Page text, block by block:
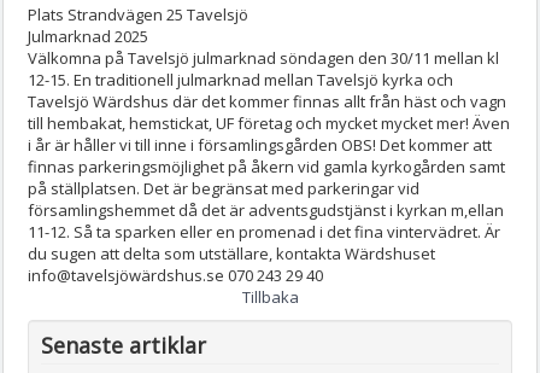
Plats Strandvägen 25 Tavelsjö
Julmarknad 2025
Välkomna på Tavelsjö julmarknad söndagen den 30/11 mellan kl
12-15. En traditionell julmarknad mellan Tavelsjö kyrka och
Tavelsjö Wärdshus där det kommer finnas allt från häst och vagn
till hembakat, hemstickat, UF företag och mycket mycket mer! Även
i år är håller vi till inne i församlingsgården OBS! Det kommer att
finnas parkeringsmöjlighet på åkern vid gamla kyrkogården samt
på ställplatsen. Det är begränsat med parkeringar vid
församlingshemmet då det är adventsgudstjänst i kyrkan m,ellan
11-12. Så ta sparken eller en promenad i det fina vintervädret. Är
du sugen att delta som utställare, kontakta Wärdshuset
info@tavelsjöwärdshus.se 070 243 29 40
Tillbaka
Senaste artiklar